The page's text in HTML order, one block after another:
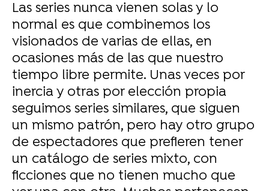
Las series nunca vienen solas y lo
normal es que combinemos los
visionados de varias de ellas, en
ocasiones más de las que nuestro
tiempo libre permite. Unas veces por
inercia y otras por elección propia
seguimos series similares, que siguen
un mismo patrón, pero hay otro grupo
de espectadores que prefieren tener
un catálogo de series mixto, con
ficciones que no tienen mucho que